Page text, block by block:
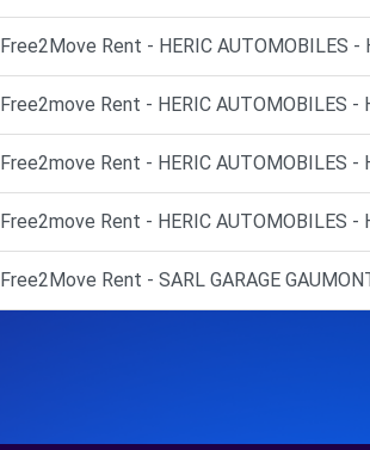
Free2Move Rent - HERIC AUTOMOBILES -
Free2move Rent - HERIC AUTOMOBILES -
Free2move Rent - HERIC AUTOMOBILES -
Free2move Rent - HERIC AUTOMOBILES -
Free2Move Rent - SARL GARAGE